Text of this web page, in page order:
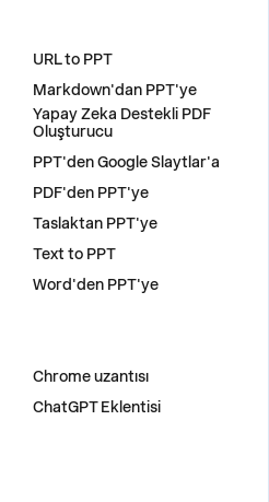
URL to PPT
Markdown'dan PPT'ye
Yapay Zeka Destekli PDF
Oluşturucu
PPT'den Google Slaytlar'a
PDF'den PPT'ye
Taslaktan PPT'ye
Text to PPT
Word'den PPT'ye
Chrome uzantısı
ChatGPT Eklentisi